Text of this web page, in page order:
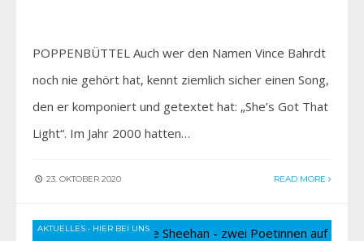
POPPENBÜTTEL Auch wer den Namen Vince Bahrdt
noch nie gehört hat, kennt ziemlich sicher einen Song,
den er komponiert und getextet hat: „She’s Got That
Light“. Im Jahr 2000 hatten…
23. OKTOBER 2020 READ MORE
AKTUELLES • HIER BEI UNS